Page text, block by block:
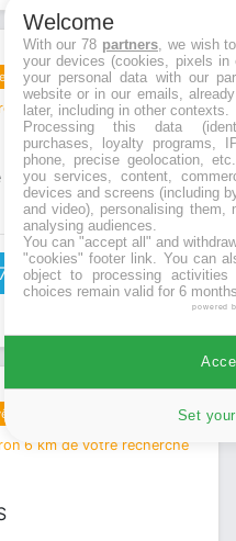
6 km de votre recherche
01 63
6 km de votre recherche
Welcome
With our 78 partners, we wish
your devices (cookies, pixels
your personal data with our
website or in our emails,
later, including in other contexts.
Processing this data
purchases, loyalty programs,
phone, precise geolocation,
you services, content,
devices and screens (including
and video), personalising them,
analysing audiences.
You can "accept all" and
"cookies" footer link . You can
object to processing
choices remain valid for 6
powered
Set